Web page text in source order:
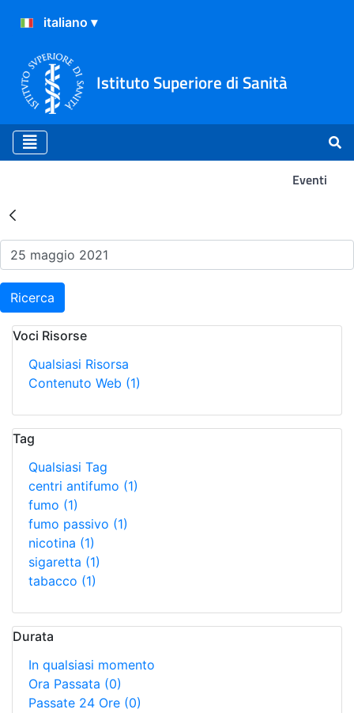
Istituto Superiore di Sanità
Eventi
Risultati della Ricerca -
Ricerca
Voci Risorse
Qualsiasi Risorsa
Contenuto Web (1)
Tag
Qualsiasi Tag
centri antifumo (1)
fumo (1)
fumo passivo (1)
nicotina (1)
sigaretta (1)
tabacco (1)
Durata
In qualsiasi momento
Ora Passata (0)
Passate 24 Ore (0)